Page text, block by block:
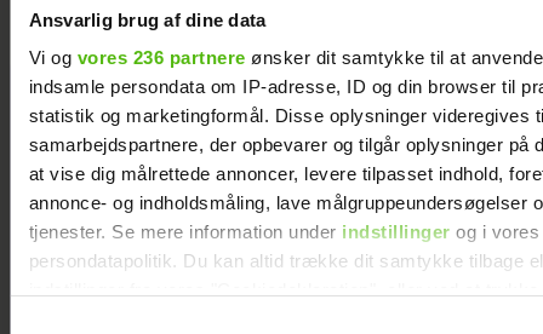
Ansvarlig brug af dine data
Vi og vores 236 partnere ønsker dit samtykke til at
indsamle persondata om IP-adresse, ID og din browser til
statistik og marketingformål. Disse oplysninger videregives
samarbejdspartnere, der opbevarer og tilgår oplysninger på
at vise dig målrettede annoncer, levere tilpasset indhold,
annonce- og indholdsmåling, lave målgruppeundersøgelser
tjenester. Se mere information under indstillinger og i vores
persondatapolitik. Du kan altid trække dit samtykke tilbage